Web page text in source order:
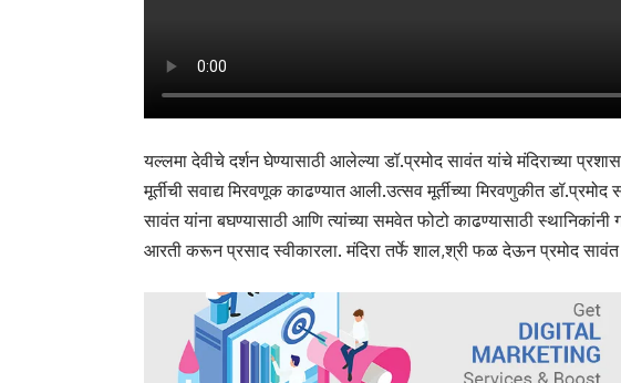
यल्लमा देवीचे दर्शन घेण्यासाठी आलेल्या डॉ.प्रमोद सावंत यांचे मंदिराच्या
मूर्तीची सवाद्य मिरवणूक काढण्यात आली.उत्सव मूर्तीच्या मिरवणुकीत
सावंत यांना बघण्यासाठी आणि त्यांच्या समवेत फोटो काढण्यासाठी स्थानिकांनी
आरती करून प्रसाद स्वीकारला. मंदिरा तर्फे शाल,श्री फळ देऊन प्रमोद